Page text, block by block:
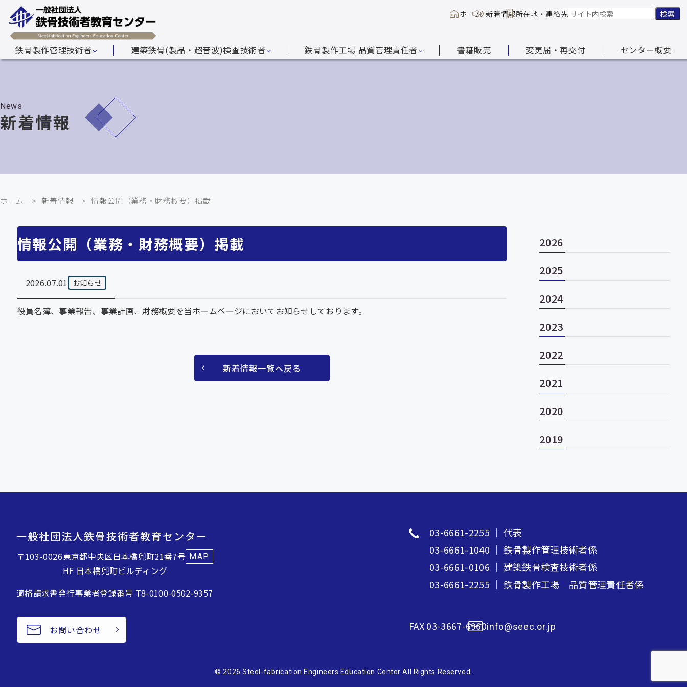
ホーム 新着情報所在地・連絡先 検索
鉄骨製作管理技術者 建築鉄骨(製品・超音波)検査技術者 鉄骨製作工場 品質管理責任者 書籍販売 変更届・再交付 センター概要
News
新着情報
ホーム 新着情報 情報公開（業務・財務概要）掲載
情報公開（業務・財務概要）掲載
2026.07.01 お知らせ
役員名簿、事業報告、事業計画、財務概要を当ホームページにおいてお知らせしております。
新着情報一覧へ戻る
2026
2025
2024
2023
2022
2021
2020
2019
一般社団法人鉄骨技術者教育センター
〒103-0026東京都中央区日本橋兜町21番7号
HF 日本橋兜町ビルディング
MAP
適格請求書発行事業者登録番号 T8-0100-0502-9357
お問い合わせ
03-6661-2255 ｜ 代表
03-6661-1040 ｜ 鉄骨製作管理技術者係
03-6661-0106 ｜ 建築鉄骨検査技術者係
03-6661-2255 ｜ 鉄骨製作工場 品質管理責任者係
FAX 03-3667-6960info@seec.or.jp
© 2026 Steel-fabrication Engineers Education Center All Rights Reserved.